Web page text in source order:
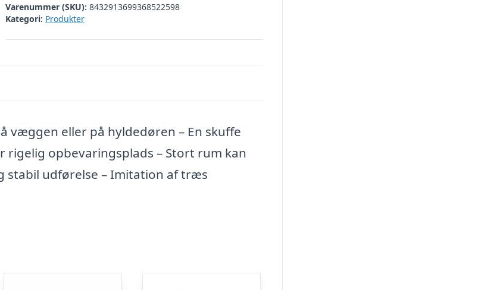
Varenummer (SKU): 8432913699368522598
Kategori: Produkter
væggen eller på hyldedøren – En skuffe
opbevaringsplads – Stort rum kan
stabil udførelse – Imitation af træs